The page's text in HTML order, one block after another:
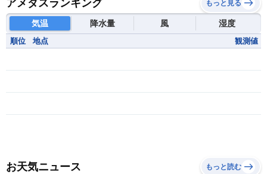
アメダスランキング もっと見る
気温 降水量 風 湿度
順位 地点 観測値
お天気ニュース もっと読む